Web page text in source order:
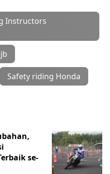
Instructors
Safety riding Honda
se-